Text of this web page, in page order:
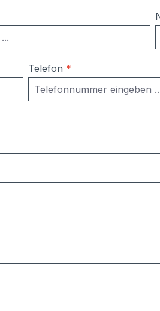
Telefon *